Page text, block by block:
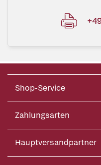
Shop-Service
Zahlungsarten
Hauptversandpartner